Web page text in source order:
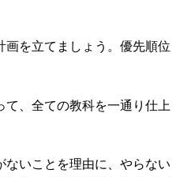
を立てましょう。優先順位
、全ての教科を一通り仕上
いことを理由に、やらない